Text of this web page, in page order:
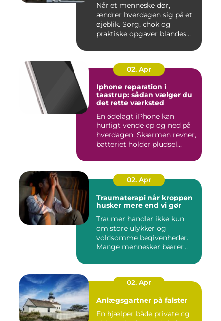
Når et menneske dør,
ændrer hverdagen sig på et
øjeblik. Sorg, chok og
praktiske opgaver blandes
02. Apr
Iphone reparation i
taastrup: sådan vælger du
det rette værksted
En ødelagt iPhone kan
hurtigt vende op og ned på
hverdagen. Skærmen revner,
batteriet holder pludsel...
02. Apr
Traumaterapi når kroppen
husker mere end vi gør
Traumer handler ikke kun
om store ulykker og
voldsomme begivenheder.
Mange mennesker bærer
02. Apr
Anlægsgartner på falster
En hjælper både private og